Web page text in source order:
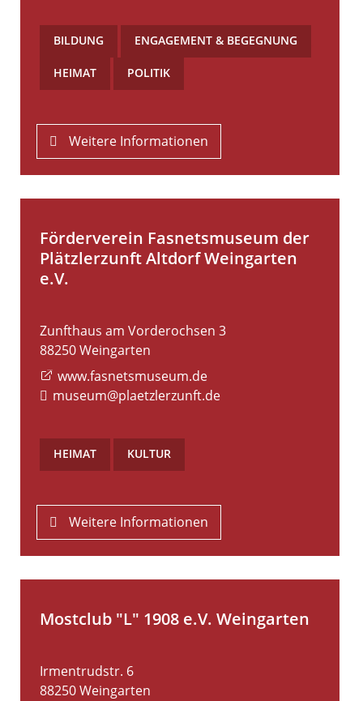
BILDUNG ENGAGEMENT & BEGEGNUNG
HEIMAT POLITIK
Weitere Informationen
Förderverein Fasnetsmuseum der
Plätzlerzunft Altdorf Weingarten
e.V.
Zunfthaus am Vorderochsen 3
88250Weingarten
www.fasnetsmuseum.de
museum@plaetzlerzunft.de
HEIMAT KULTUR
Weitere Informationen
Mostclub "L" 1908 e.V. Weingarten
Irmentrudstr. 6
88250Weingarten